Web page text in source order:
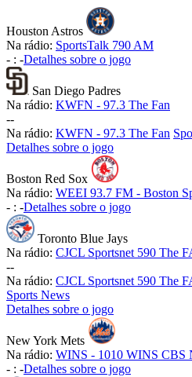
Houston Astros
Na rádio: SportsTalk 790 AM
- : -Detalhes sobre o jogo
San Diego Padres
Na rádio: KWFN - 97.3 The Fan
--
Na rádio: KWFN - 97.3 The Fan
Detalhes sobre o jogo
Boston Red Sox
Na rádio: WEEI 93.7 FM - Boston
- : -Detalhes sobre o jogo
Toronto Blue Jays
Na rádio: CJCL Sportsnet 590 The
--
Na rádio: CJCL Sportsnet 590 The
Sports News
Detalhes sobre o jogo
New York Mets
Na rádio: WINS - 1010 WINS CBS
- : -Detalhes sobre o jogo